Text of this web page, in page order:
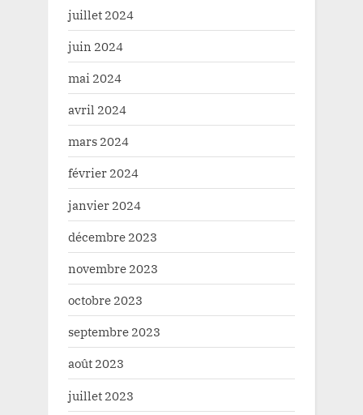
juillet 2024
juin 2024
mai 2024
avril 2024
mars 2024
février 2024
janvier 2024
décembre 2023
novembre 2023
octobre 2023
septembre 2023
août 2023
juillet 2023